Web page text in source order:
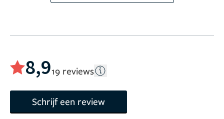
8,919 reviews
Schrijf een review